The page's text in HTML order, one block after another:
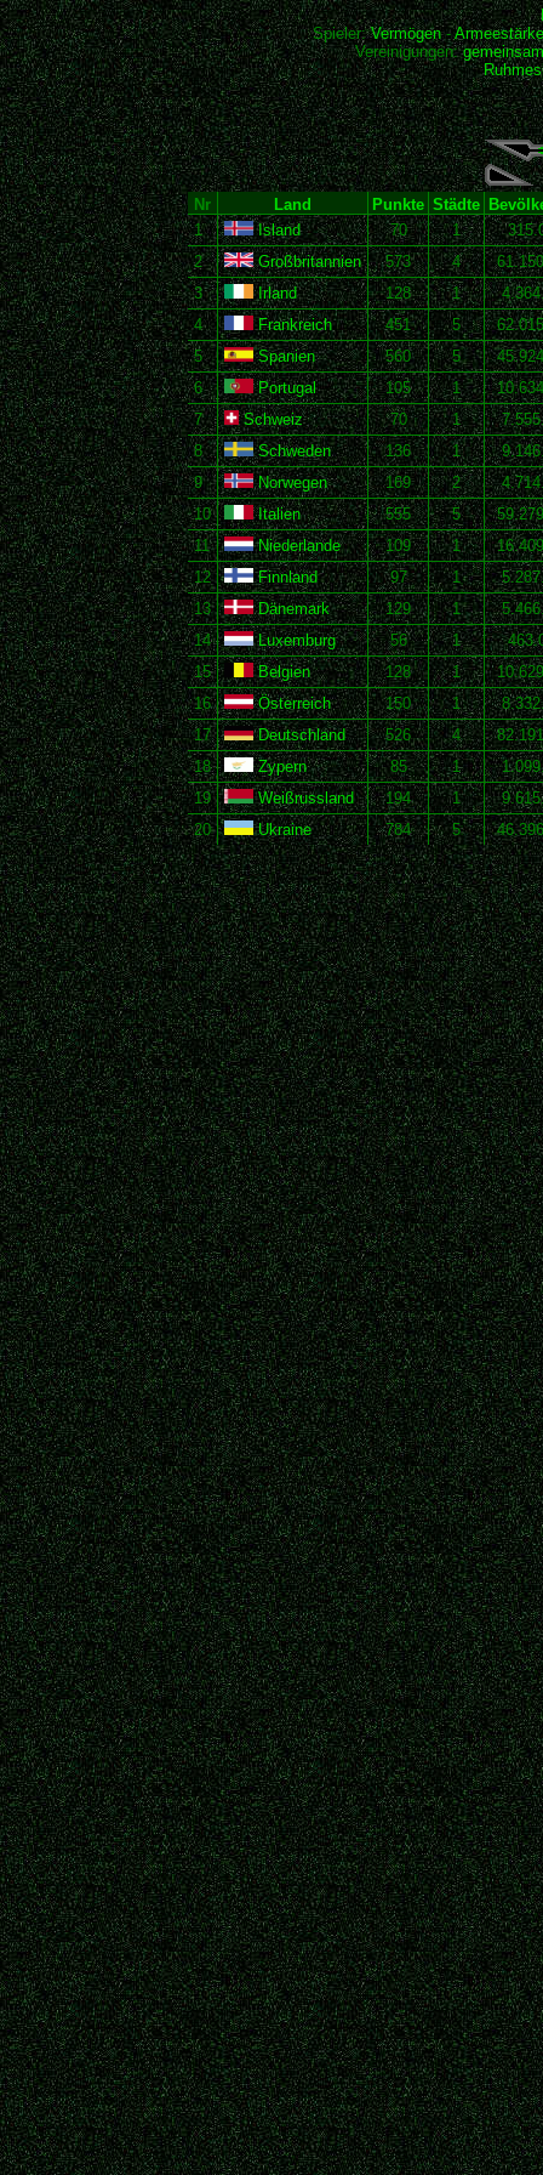
Spieler:Vermögen-Armeestärke
Vereinigungen:
Nr Land Punkte Städte
1
Island 70 1
2
Großbritannien 573 4
3
Irland 128 1
4
Frankreich 451 5
5
Spanien 560 5
6
Portugal 105 1
7
Schweiz 70 1
8
Schweden 136 1
9
Norwegen 169 2
10
Italien 555 5
11
Niederlande 109 1
12
Finnland 97 1
13
Dänemark 129 1
14
Luxemburg 56 1
15
Belgien 128 1
16
Österreich 150 1
17
Deutschland 526 4
18
Zypern 85 1
19
Weißrussland 194 1
20
Ukraine 784 5